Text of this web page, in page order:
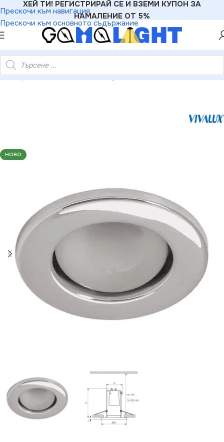
Прескочи към навигация
Прескочи към основното съдържание
ХЕЙ ТИ! РЕГИСТРИРАЙ СЕ И ВЗЕМИ КУПОН ЗА
НАМАЛЕНИЕ ОТ 5%
»Луни»Vivalux VIV001288 Луна за вграждане DL-R39 хром
НОВО